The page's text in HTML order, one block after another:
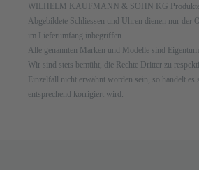
WILHELM KAUFMANN & SOHN KG
Abgebildete Schliessen und Uhren dienen nur der
im Lieferumfang inbegriffen.
Alle genannten Marken und Modelle sind Eigentum
Wir sind stets bemüht, die Rechte Dritter zu
Einzelfall nicht erwähnt worden sein, so handelt es
entsprechend korrigiert wird.